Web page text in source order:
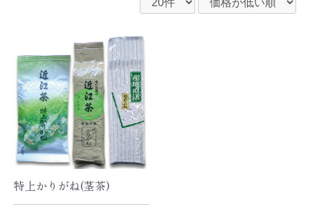
特上かりがね(茎茶)